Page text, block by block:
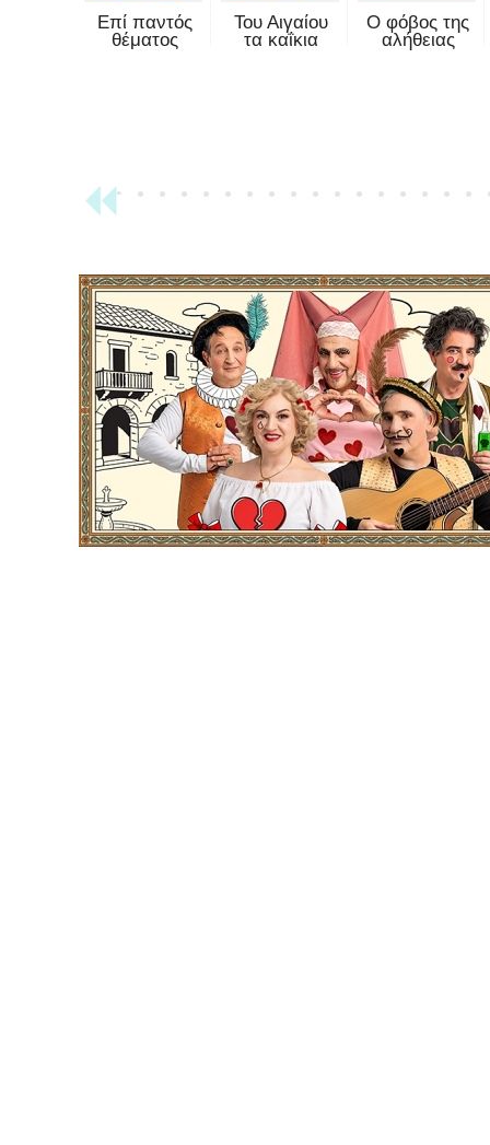
Επί παντός
θέματος
Του Αιγαίου
τα καΐκια
Ο φόβος της
αλήθειας